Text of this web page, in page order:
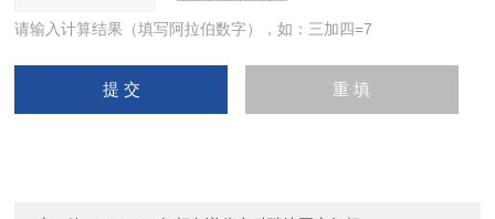
请输入计算结果（填写阿拉伯数字），如：三加四=7